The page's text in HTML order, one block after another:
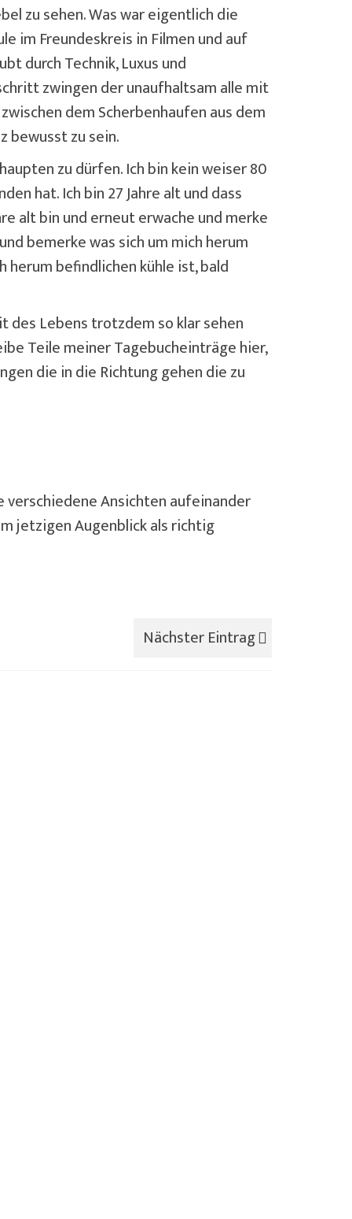
zu sehen. Was war eigentlich die
im Freundeskreis in Filmen und auf
durch Technik, Luxus und
zwingen der unaufhaltsam alle mit
dem Scherbenhaufen aus dem
bewusst zu sein.
zu dürfen. Ich bin kein weiser 80
hat. Ich bin 27 Jahre alt und dass
alt bin und erneut erwache und merke
bemerke was sich um mich herum
herum befindlichen kühle ist, bald
des Lebens trotzdem so klar sehen
Teile meiner Tagebucheinträge hier,
die in die Richtung gehen die zu
Ansichten aufeinander
jetzigen Augenblick als richtig
Nächster Eintrag